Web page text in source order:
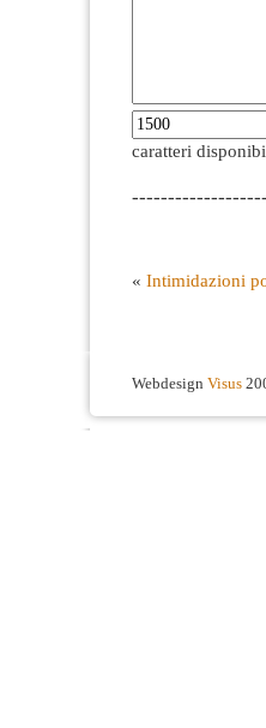
caratteri
« Intimidazioni
Webdesign Visus